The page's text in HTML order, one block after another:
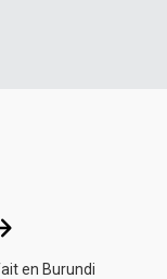
propos de l'ONU
en Burundi